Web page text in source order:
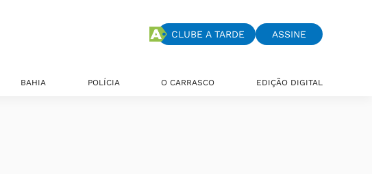
CLUBE A TARDE ASSINE
BAHIA POLÍCIA O CARRASCO EDIÇÃO DIGITAL